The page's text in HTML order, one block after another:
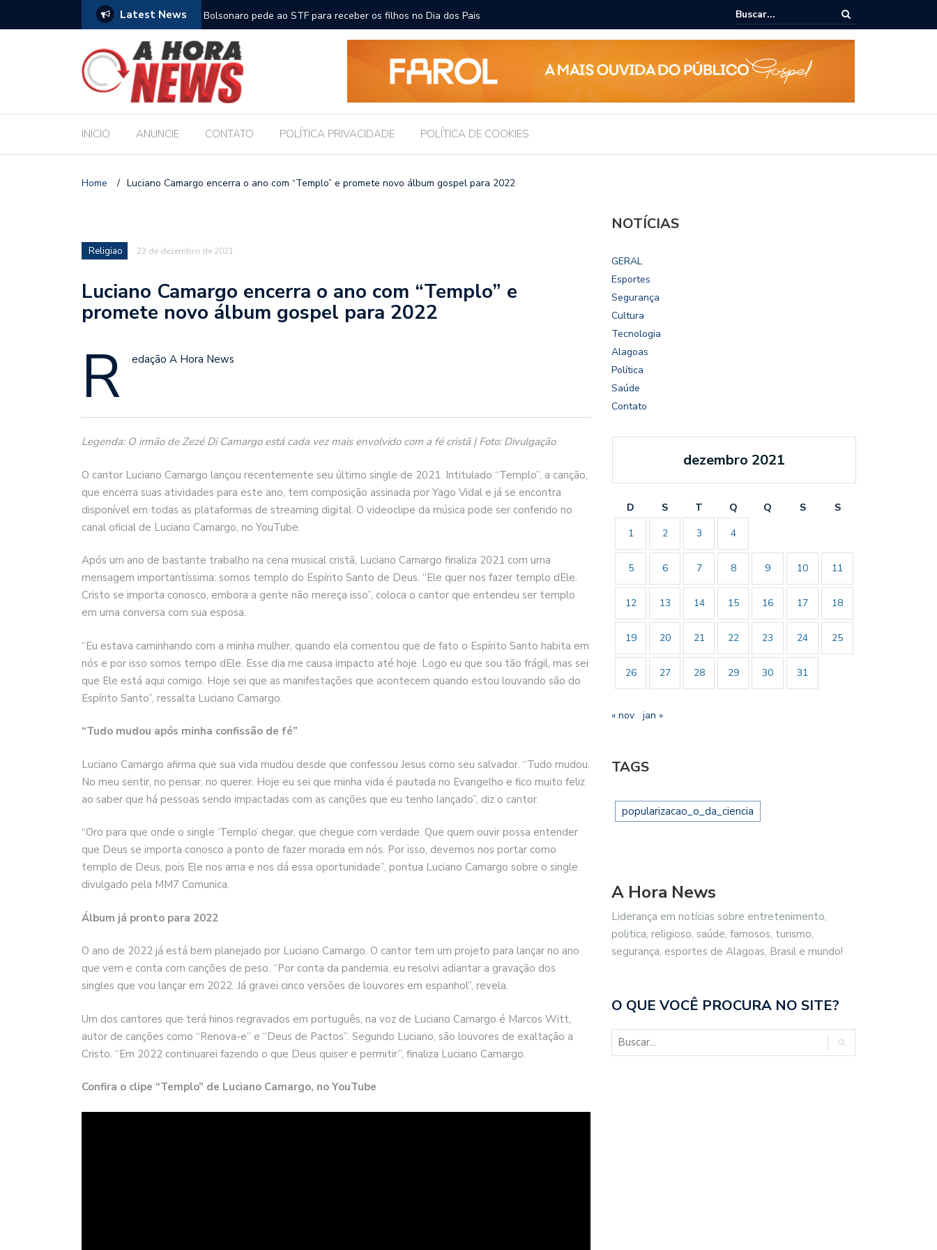
Latest News
com a Educação durante posse Bolsonaro pede ao STF para receber os filhos no Dia dos Pais
Câmara dialoga com UFAL e Faculdade de Coimbra sobre parcerias para
Legislativo
INICIO ANUNCIE CONTATO POLÍTICA PRIVACIDADE POLÍTICA DE COOKIES
Home / Luciano Camargo encerra o ano com “Templo” e promete novo álbum gospel para 2022
Religiao 23 de dezembro de 2021
Luciano Camargo encerra o ano com “Templo” e
promete novo álbum gospel para 2022
R edação A Hora News
Legenda: O irmão de Zezé Di Camargo está cada vez mais envolvido com a fé cristã | Foto: Divulgação
O cantor Luciano Camargo lançou recentemente seu último single de 2021. Intitulado “Templo”, a canção,
que encerra suas atividades para este ano, tem composição assinada por Yago Vidal e já se encontra
disponível em todas as plataformas de streaming digital. O videoclipe da música pode ser conferido no
canal oficial de Luciano Camargo, no YouTube.
Após um ano de bastante trabalho na cena musical cristã, Luciano Camargo finaliza 2021 com uma
mensagem importantíssima: somos templo do Espírito Santo de Deus. “Ele quer nos fazer templo dEle.
Cristo se importa conosco, embora a gente não mereça isso”, coloca o cantor que entendeu ser templo
em uma conversa com sua esposa.
“Eu estava caminhando com a minha mulher, quando ela comentou que de fato o Espírito Santo habita em
nós e por isso somos tempo dEle. Esse dia me causa impacto até hoje. Logo eu que sou tão frágil, mas sei
que Ele está aqui comigo. Hoje sei que as manifestações que acontecem quando estou louvando são do
Espírito Santo”, ressalta Luciano Camargo.
“Tudo mudou após minha confissão de fé”
Luciano Camargo afirma que sua vida mudou desde que confessou Jesus como seu salvador. “Tudo mudou.
No meu sentir, no pensar, no querer. Hoje eu sei que minha vida é pautada no Evangelho e fico muito feliz
ao saber que há pessoas sendo impactadas com as canções que eu tenho lançado”, diz o cantor.
“Oro para que onde o single ‘Templo’ chegar, que chegue com verdade. Que quem ouvir possa entender
que Deus se importa conosco a ponto de fazer morada em nós. Por isso, devemos nos portar como
templo de Deus, pois Ele nos ama e nos dá essa oportunidade”, pontua Luciano Camargo sobre o single
divulgado pela MM7 Comunica.
Álbum já pronto para 2022
O ano de 2022 já está bem planejado por Luciano Camargo. O cantor tem um projeto para lançar no ano
que vem e conta com canções de peso. “Por conta da pandemia, eu resolvi adiantar a gravação dos
singles que vou lançar em 2022. Já gravei cinco versões de louvores em espanhol”, revela.
Um dos cantores que terá hinos regravados em português, na voz de Luciano Camargo é Marcos Witt,
autor de canções como “Renova-e” e “Deus de Pactos”. Segundo Luciano, são louvores de exaltação a
Cristo. “Em 2022 continuarei fazendo o que Deus quiser e permitir”, finaliza Luciano Camargo.
Confira o clipe “Templo” de Luciano Camargo, no YouTube
NOTÍCIAS
GERAL
Esportes
Segurança
Cultura
Tecnologia
Alagoas
Política
Saúde
Contato
dezembro 2021
D S T Q Q S
S
1
2 3 4
5 6 7 8 9 10 11
12 13 14 15 16 17 18
19 20 21 22 23 24 25
26 27 28 29 30 31
« nov jan »
TAGS
popularizacao_o_da_ciencia
A Hora News
Liderança em notícias sobre entretenimento,
politica, religioso, saúde, famosos, turismo,
segurança, esportes de Alagoas, Brasil e mundo!
O QUE VOCÊ PROCURA NO SITE?